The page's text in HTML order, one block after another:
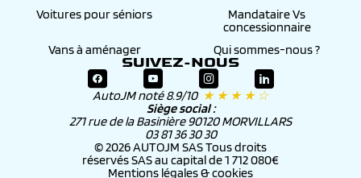
Voitures pour séniors
Mandataire Vs
concessionnaire
Vans à aménager
Qui sommes-nous ?
SUIVEZ-NOUS
AutoJM noté 8.9/10 ★ ★ ★ ★ ☆
Siège social :
271 rue de la Basinière 90120 MORVILLARS
03 81 36 30 30
© 2026 AUTOJM SAS Tous droits
réservés SAS au capital de 1 712 080€
Mentions légales & cookies